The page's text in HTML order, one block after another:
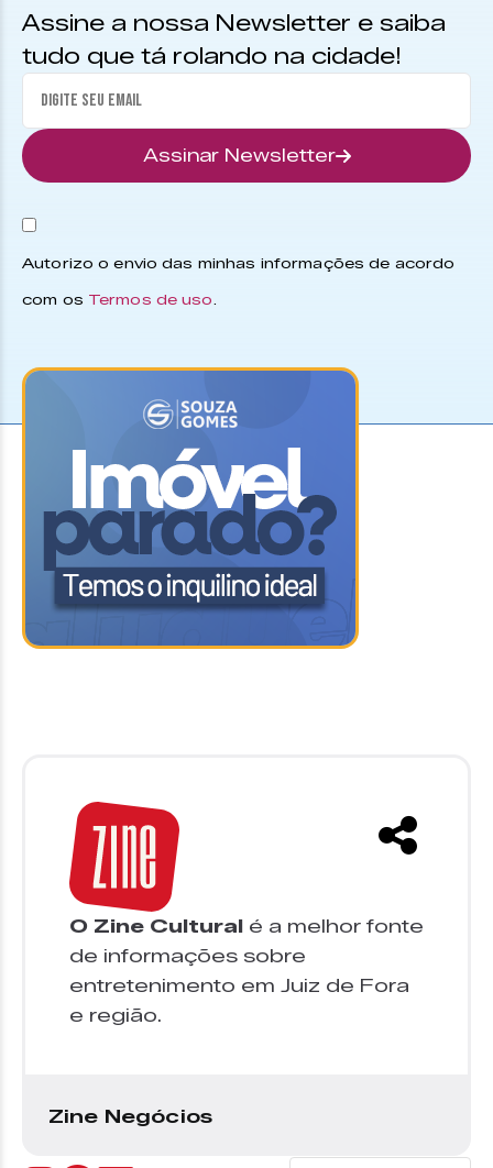
Assine a nossa Newsletter e saiba
tudo que tá rolando na cidade!
Assinar Newsletter
Autorizo o envio das minhas informações de acordo
com os Termos de uso.
O Zine Cultural é a melhor fonte
de informações sobre
entretenimento em Juiz de Fora
e região.
Zine Negócios